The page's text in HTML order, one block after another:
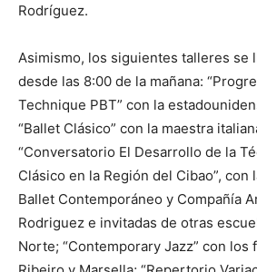
Rodríguez.
Asimismo, los siguientes talleres se
desde las 8:00 de la mañana:
Technique PBT” con la
“Ballet Clásico” con la maestra
“Conversatorio El Desarrollo de la
Clásico en la Región del Cibao”, con
Ballet Contemporáneo y Compañía
Rodriguez e invitadas de otras
Norte; “Contemporary Jazz” con los